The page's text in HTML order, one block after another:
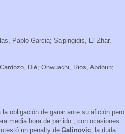
Pablo Garcia; Salpingidis, El Zhar,
Dié; Onwuachi, Rios, Abdoun;
la obligación de ganar ante su afición pero
media hora de partido , con ocasiones
un penalty de Galinovic , la duda